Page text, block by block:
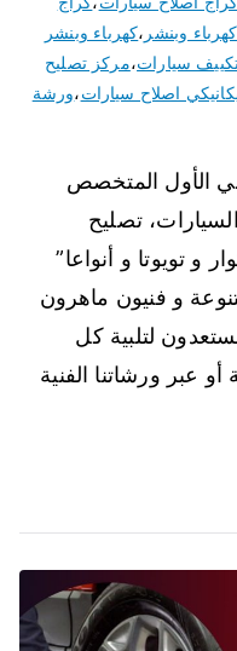
كهرباء وبنشر ،كهرباء وبنشر
سيارات،مركز تصليح
اصلاح سيارات،ورشة
الأول المتخصص
تصليح
تويوتا و أنواعا”
و فنيون ماهرون
لتلبية كل
عبر ورشاتنا الفنية